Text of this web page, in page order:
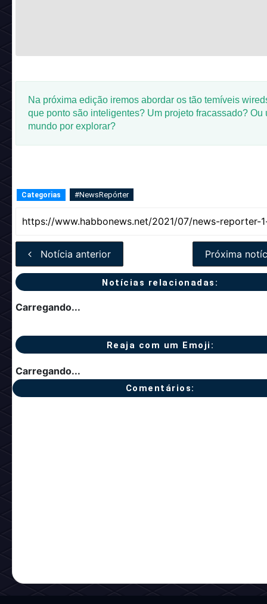
Na próxima edição iremos abordar os tão temíveis
que ponto são inteligentes? Um projeto fracassado? Ou
mundo por explorar?
Categorias #NewsRepórter
Notícia anterior Próxima
Notícias relacionadas:
Carregando...
Reaja com um Emoji:
Carregando...
Comentários: